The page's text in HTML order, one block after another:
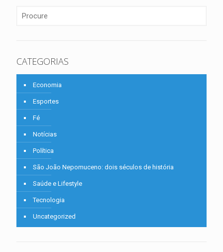
CATEGORIAS
Economia
Esportes
Fé
Notícias
Política
São João Nepomuceno: dois séculos de história
Saúde e Lifestyle
Tecnologia
Uncategorized